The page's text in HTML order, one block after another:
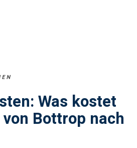
Was kostet
Bottrop nach